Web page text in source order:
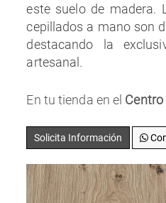
este suelo de madera.
cepillados a mano son
destacando la
artesanal.
En tu tienda en el Centro
Solicita Información